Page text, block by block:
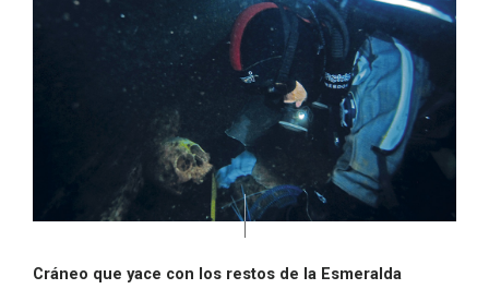
Cráneo que yace con los restos de la Esmeralda